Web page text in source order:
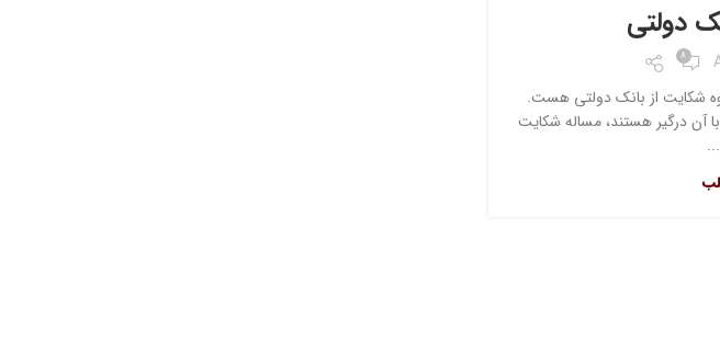
دولتی
8
شکایت از بانک دولتی هست.
آن درگیر هستند، مساله شکایت